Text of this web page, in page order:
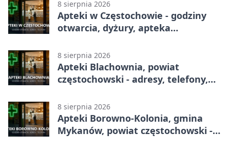
8 sierpnia 2026
Apteki w Częstochowie - godziny
otwarcia, dyżury, apteka
8 sierpnia 2026
Apteki Blachownia, powiat
częstochowski - adresy, telefony,
8 sierpnia 2026
Apteki Borowno-Kolonia, gmina
Mykanów, powiat częstochowski -